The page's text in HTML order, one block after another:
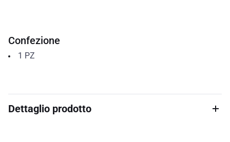
Confezione
1 PZ
Dettaglio prodotto